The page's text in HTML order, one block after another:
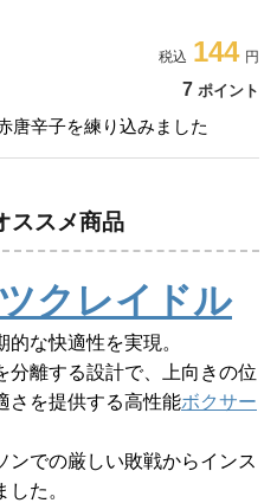
144
7 ポイント
唐辛子を練り込みました
ススメ商品
クレイドル
な快適性を実現。
分離する設計で、上向きの位
さを提供する高性能ボクサー
ンでの厳しい敗戦からインス
た。